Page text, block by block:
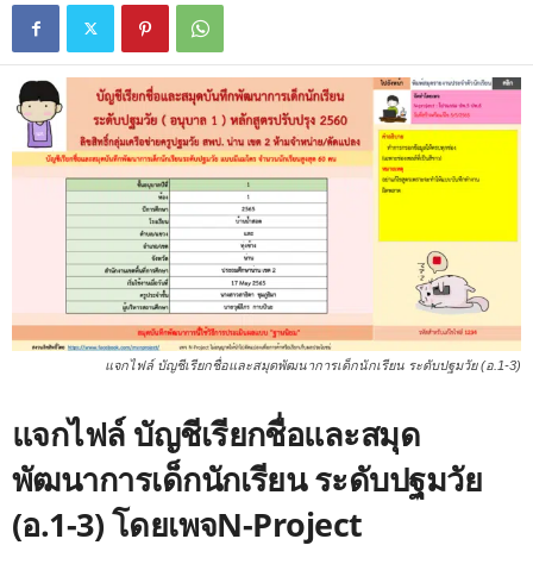
แจกไฟล์ บัญชีเรียกชื่อและสมุดพัฒนาการเด็กนักเรียน ระดับปฐมวัย (อ.1-3)
แจกไฟล์ บัญชีเรียกชื่อและสมุด
พัฒนาการเด็กนักเรียน ระดับปฐมวัย
(อ.1-3) โดยเพจN-Project